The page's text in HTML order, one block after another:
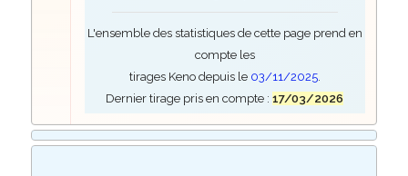
L'ensemble des statistiques de cette page prend en
compte les
tirages Keno depuis le 03/11/2025.
Dernier tirage pris en compte :17/03/2026